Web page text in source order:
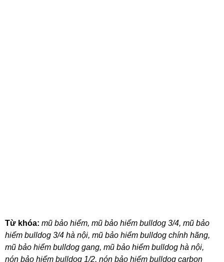
Từ khóa: mũ bảo hiểm, mũ bảo hiểm bulldog 3/4, mũ bảo
hiểm bulldog 3/4 hà nội, mũ bảo hiểm bulldog chính hãng,
mũ bảo hiểm bulldog gang, mũ bảo hiểm bulldog hà nội,
nón bảo hiểm bulldog 1/2, nón bảo hiểm bulldog carbon